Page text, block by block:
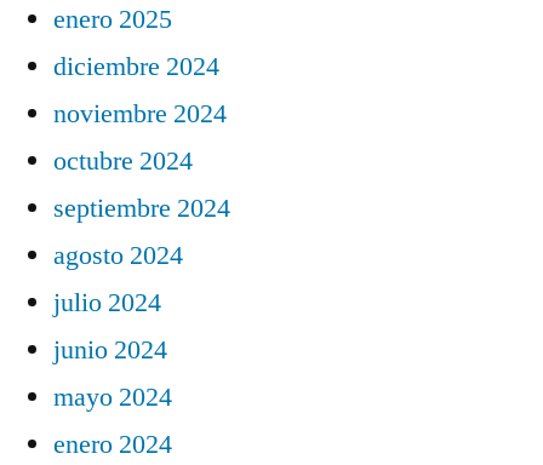
enero 2025
diciembre 2024
noviembre 2024
octubre 2024
septiembre 2024
agosto 2024
julio 2024
junio 2024
mayo 2024
enero 2024